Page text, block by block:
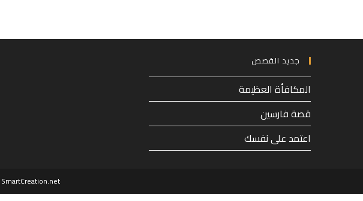
جديد القصص
المكافأة العظيمة
قصة فارسين
اعتمد على نفسك
SmartCreation.net